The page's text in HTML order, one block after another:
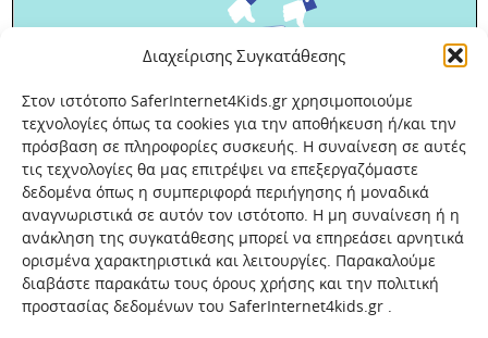
Διαχείρισης Συγκατάθεσης
Στον ιστότοπο SaferInternet4Kids.gr χρησιμοποιούμε
τεχνολογίες όπως τα cookies για την αποθήκευση ή/και την
πρόσβαση σε πληροφορίες συσκευής. Η συναίνεση σε αυτές
τις τεχνολογίες θα μας επιτρέψει να επεξεργαζόμαστε
δεδομένα όπως η συμπεριφορά περιήγησης ή μοναδικά
αναγνωριστικά σε αυτόν τον ιστότοπο. Η μη συναίνεση ή η
ανάκληση της συγκατάθεσης μπορεί να επηρεάσει αρνητικά
ορισμένα χαρακτηριστικά και λειτουργίες. Παρακαλούμε
διαβάστε παρακάτω τους όρους χρήσης και την πολιτική
προστασίας δεδομένων του SaferInternet4kids.gr .